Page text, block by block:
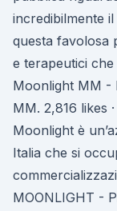
incredibilmente
questa favolosa
e terapeutici
Moonlight MM -
MM. 2,816 likes
Moonlight è
Italia che si
MOONLIGHT -